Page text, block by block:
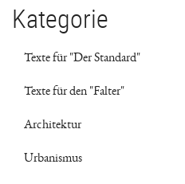
Kategorie
Texte für "Der Standard"
Texte für den "Falter"
Architektur
Urbanismus